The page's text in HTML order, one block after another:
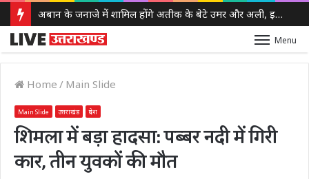
अबान के जनाजे में शामिल होंगे अतीक के बेटे उमर और अली, इलाहाबाद हाईकोर्ट ने दी पैरोल
Menu
Home / Main Slide
Main Slide उत्तराखंड प्रदेश
शिमला में बड़ा हादसा: पब्बर नदी में गिरी
कार, तीन युवकों की मौत